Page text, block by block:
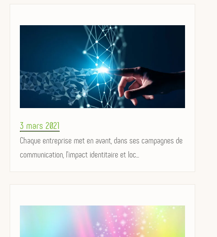
Posted
on
3 mars 2021
Chaque entreprise met en avant, dans ses campagnes de
communication, l'impact identitaire et loc...